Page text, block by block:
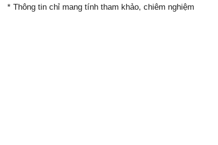
* Thông tin chỉ mang tính tham khảo, chiêm nghiệm